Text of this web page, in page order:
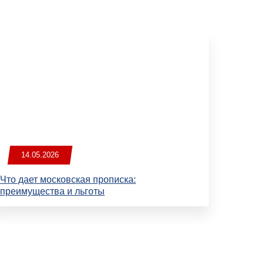
14.05.2026
Что дает московская прописка:
преимущества и льготы